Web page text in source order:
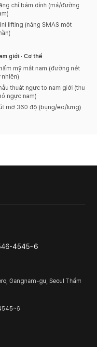
chỉ bám dính (má/đường
lifting (nâng SMAS một
giới · Cơ thể
mỹ mắt nam (đường nét
nhiên)
thuật ngực to nam giới (thu
ngực nam)
mỡ 360 độ (bụng/eo/lưng)
4545~6
Gangnam-gu, Seoul Thẩm